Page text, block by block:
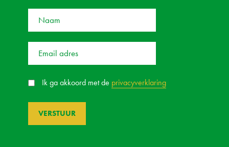
Ik ga akkoord met de privacyverklaring